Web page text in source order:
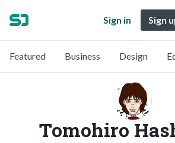
Sign in Sign
Featured Business Design
Tomohiro